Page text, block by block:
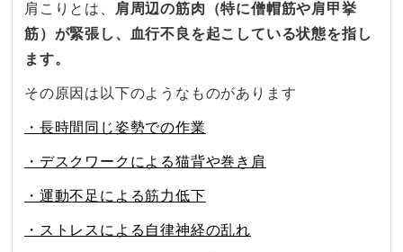
肩こりとは、
肩周辺の筋肉（特に僧帽筋や肩甲挙
筋）が緊張し、血行不良を起こしている状態を指し
ます。
その原因は以下のようなものがあります
・長時間同じ姿勢での作業
・デスクワークによる猫背や巻き肩
・運動不足による筋力低下
・ストレスによる自律神経の乱れ